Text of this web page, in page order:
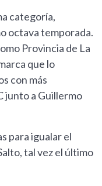
categoría,
octava temporada.
Provincia de La
que lo
con más
junto a Guillermo
para igualar el
tal vez el último